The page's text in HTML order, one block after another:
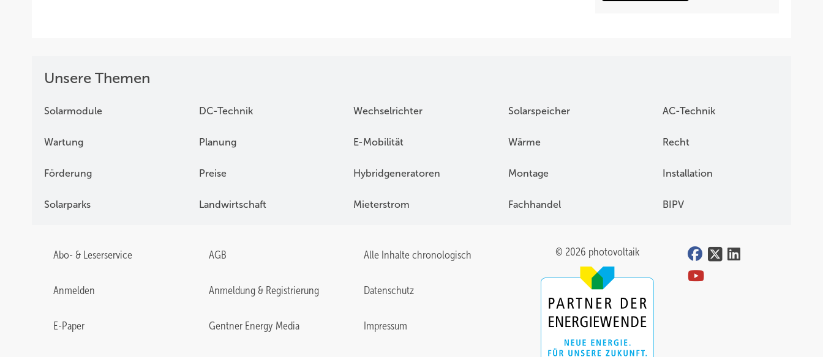
Unsere Themen
Solarmodule DC-Technik Wechselrichter Solarspeicher AC-Technik
Wartung Planung E-Mobilität Wärme Recht
Förderung Preise Hybridgeneratoren Montage Installation
Solarparks Landwirtschaft Mieterstrom Fachhandel BIPV
Abo- & Leserservice AGB Alle Inhalte chronologisch
Anmelden Anmeldung & Registrierung Datenschutz
E-Paper Gentner Energy Media Impressum
© 2026 photovoltaik